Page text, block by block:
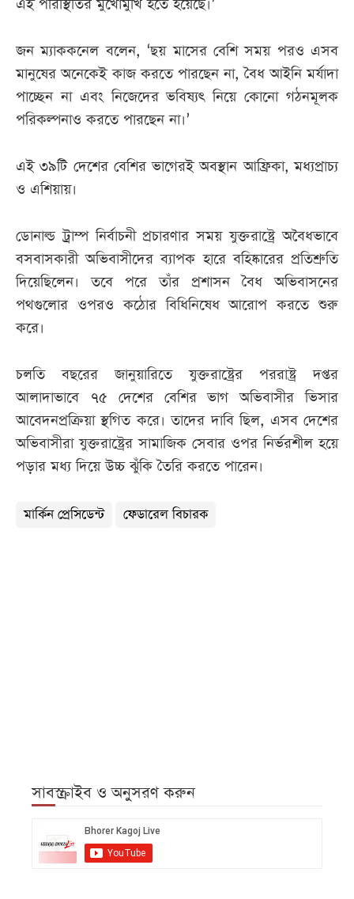
এই পরিস্থিতির মুখোমুখি হতে হয়েছে।’
জন ম্যাককনেল বলেন, ‘ছয় মাসের বেশি সময় পরও এসব
মানুষের অনেকেই কাজ করতে পারছেন না, বৈধ আইনি মর্যাদা
পাচ্ছেন না এবং নিজেদের ভবিষ্যৎ নিয়ে কোনো গঠনমূলক
পরিকল্পনাও করতে পারছেন না।’
এই ৩৯টি দেশের বেশির ভাগেরই অবস্থান আফ্রিকা, মধ্যপ্রাচ্য
ও এশিয়ায়।
ডোনাল্ড ট্রাম্প নির্বাচনী প্রচারণার সময় যুক্তরাষ্ট্রে অবৈধভাবে
বসবাসকারী অভিবাসীদের ব্যাপক হারে বহিষ্কারের প্রতিশ্রুতি
দিয়েছিলেন। তবে পরে তাঁর প্রশাসন বৈধ অভিবাসনের
পথগুলোর ওপরও কঠোর বিধিনিষেধ আরোপ করতে শুরু
করে।
চলতি বছরের জানুয়ারিতে যুক্তরাষ্ট্রের পররাষ্ট্র দপ্তর
আলাদাভাবে ৭৫ দেশের বেশির ভাগ অভিবাসীর ভিসার
আবেদনপ্রক্রিয়া স্থগিত করে। তাদের দাবি ছিল, এসব দেশের
অভিবাসীরা যুক্তরাষ্ট্রের সামাজিক সেবার ওপর নির্ভরশীল হয়ে
পড়ার মধ্য দিয়ে উচ্চ ঝুঁকি তৈরি করতে পারেন।
মার্কিন প্রেসিডেন্ট ফেডারেল বিচারক
সাবস্ক্রাইব ও অনুসরণ করুন